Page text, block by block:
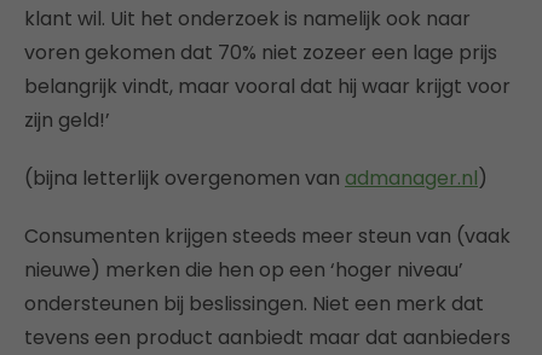
klant wil. Uit het onderzoek is namelijk ook naar
voren gekomen dat 70% niet zozeer een lage prijs
belangrijk vindt, maar vooral dat hij waar krijgt voor
zijn geld!’
(bijna letterlijk overgenomen van admanager.nl)
Consumenten krijgen steeds meer steun van (vaak
nieuwe) merken die hen op een ‘hoger niveau’
ondersteunen bij beslissingen. Niet een merk dat
tevens een product aanbiedt maar dat aanbieders